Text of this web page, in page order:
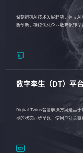
深刻把握AI技术发展趋势，建立
断创新，持续优化企业数智化转
数字孪生（DT）平台
Digital Twins智慧解决方案是基于
界的状态同步呈现，使用户对关键